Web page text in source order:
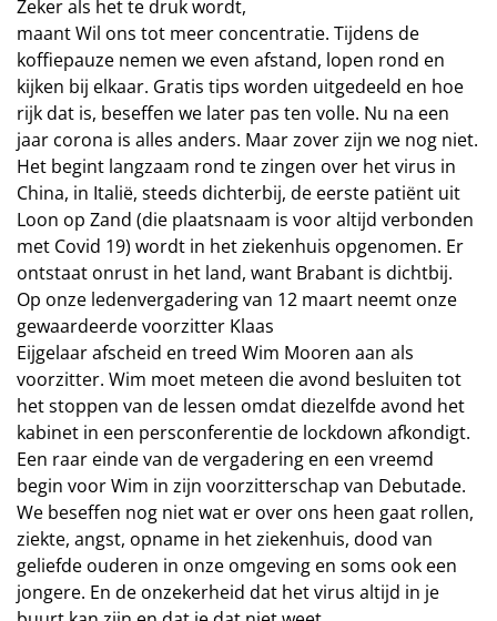
Zeker als het te druk wordt,
maant Wil ons tot meer concentratie. Tijdens de
koffiepauze nemen we even afstand, lopen rond en
kijken bij elkaar. Gratis tips worden uitgedeeld en hoe
rijk dat is, beseffen we later pas ten volle. Nu na een
jaar corona is alles anders. Maar zover zijn we nog niet.
Het begint langzaam rond te zingen over het virus in
China, in Italië, steeds dichterbij, de eerste patiënt uit
Loon op Zand (die plaatsnaam is voor altijd verbonden
met Covid 19) wordt in het ziekenhuis opgenomen. Er
ontstaat onrust in het land, want Brabant is dichtbij.
Op onze ledenvergadering van 12 maart neemt onze
gewaardeerde voorzitter Klaas
Eijgelaar afscheid en treed Wim Mooren aan als
voorzitter. Wim moet meteen die avond besluiten tot
het stoppen van de lessen omdat diezelfde avond het
kabinet in een persconferentie de lockdown afkondigt.
Een raar einde van de vergadering en een vreemd
begin voor Wim in zijn voorzitterschap van Debutade.
We beseffen nog niet wat er over ons heen gaat rollen,
ziekte, angst, opname in het ziekenhuis, dood van
geliefde ouderen in onze omgeving en soms ook een
jongere. En de onzekerheid dat het virus altijd in je